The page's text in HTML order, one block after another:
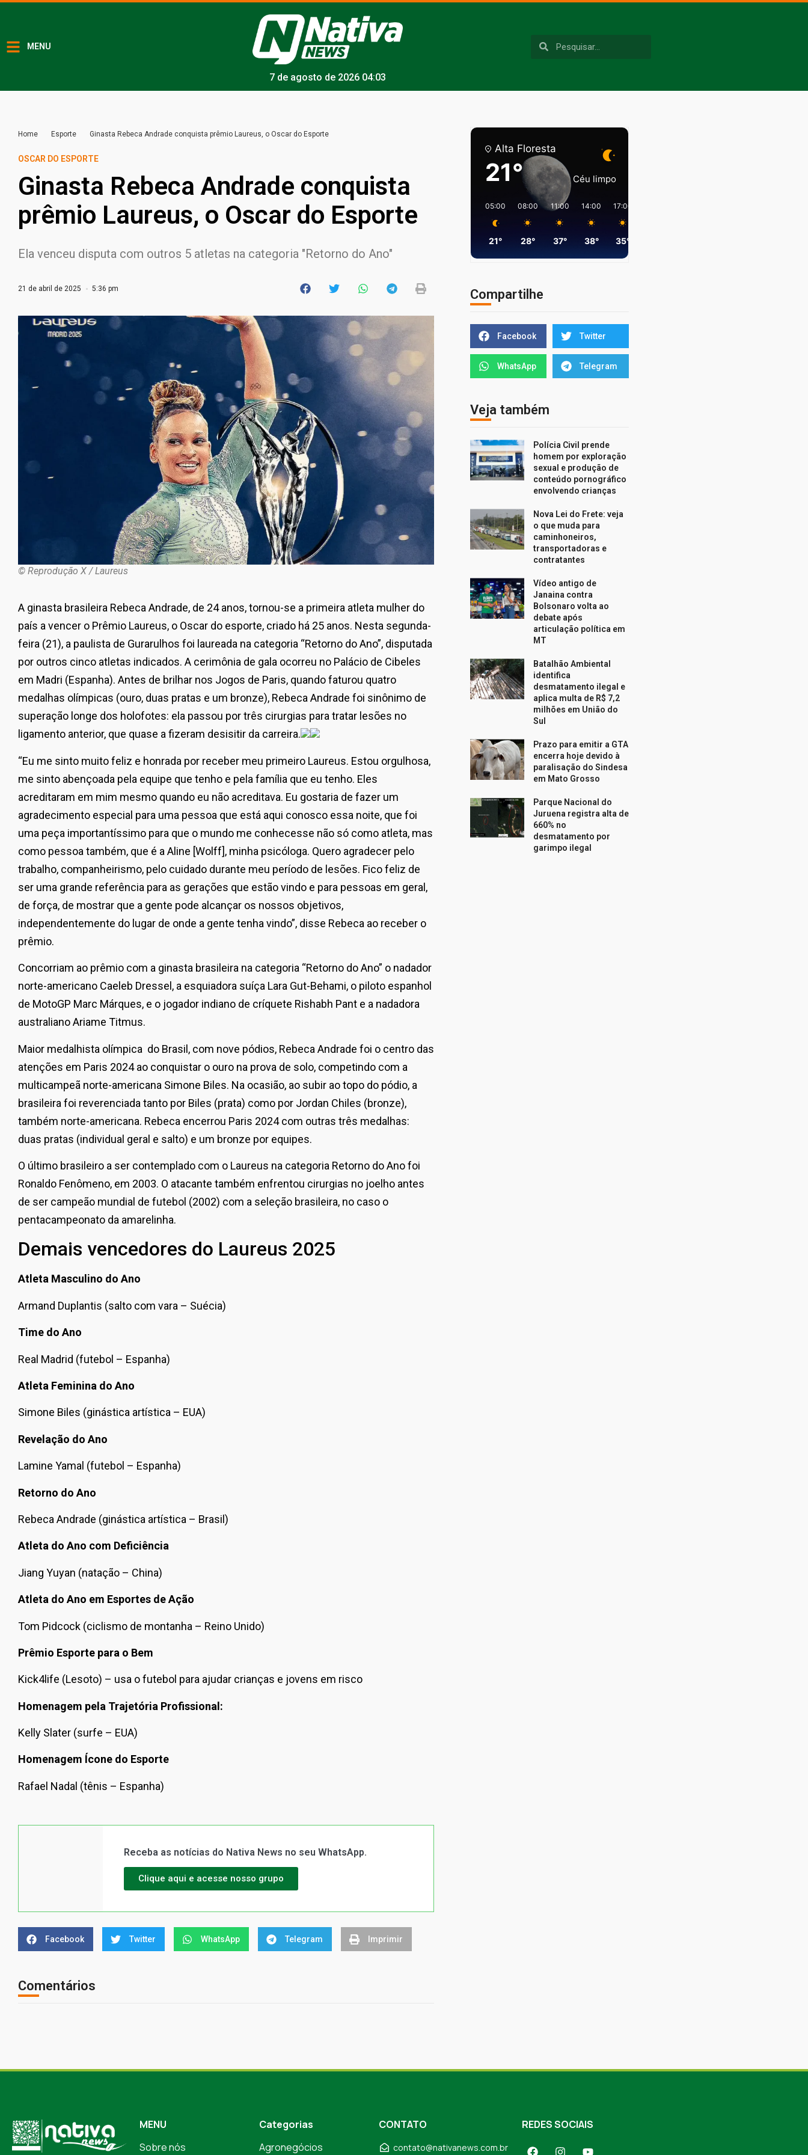
MENU
7 de agosto de 2026 04:03
Home Esporte Ginasta Rebeca Andrade conquista prêmio Laureus, o Oscar do Esporte
OSCAR DO ESPORTE
Ginasta Rebeca Andrade conquista
prêmio Laureus, o Oscar do Esporte
Ela venceu disputa com outros 5 atletas na categoria "Retorno do Ano"
21 de abril de 2025 5:36 pm
© Reprodução X / Laureus
A ginasta brasileira Rebeca Andrade, de 24 anos, tornou-se a primeira atleta mulher do
país a vencer o Prêmio Laureus, o Oscar do esporte, criado há 25 anos. Nesta segunda-
feira (21), a paulista de Gurarulhos foi laureada na categoria “Retorno do Ano”, disputada
por outros cinco atletas indicados. A cerimônia de gala ocorreu no Palácio de Cibeles
em Madri (Espanha). Antes de brilhar nos Jogos de Paris, quando faturou quatro
medalhas olímpicas (ouro, duas pratas e um bronze), Rebeca Andrade foi sinônimo de
superação longe dos holofotes: ela passou por três cirurgias para tratar lesões no
ligamento anterior, que quase a fizeram desisitir da carreira.
“Eu me sinto muito feliz e honrada por receber meu primeiro Laureus. Estou orgulhosa,
me sinto abençoada pela equipe que tenho e pela família que eu tenho. Eles
acreditaram em mim mesmo quando eu não acreditava. Eu gostaria de fazer um
agradecimento especial para uma pessoa que está aqui conosco essa noite, que foi
uma peça importantíssimo para que o mundo me conhecesse não só como atleta, mas
como pessoa também, que é a Aline [Wolff], minha psicóloga. Quero agradecer pelo
trabalho, companheirismo, pelo cuidado durante meu período de lesões. Fico feliz de
ser uma grande referência para as gerações que estão vindo e para pessoas em geral,
de força, de mostrar que a gente pode alcançar os nossos objetivos,
independentemente do lugar de onde a gente tenha vindo”, disse Rebeca ao receber o
prêmio.
Concorriam ao prêmio com a ginasta brasileira na categoria “Retorno do Ano” o nadador
norte-americano Caeleb Dressel, a esquiadora suíça Lara Gut-Behami, o piloto espanhol
de MotoGP Marc Márques, e o jogador indiano de críquete Rishabh Pant e a nadadora
australiano Ariame Titmus.
Maior medalhista olímpica do Brasil, com nove pódios, Rebeca Andrade foi o centro das
atenções em Paris 2024 ao conquistar o ouro na prova de solo, competindo com a
multicampeã norte-americana Simone Biles. Na ocasião, ao subir ao topo do pódio, a
brasileira foi reverenciada tanto por Biles (prata) como por Jordan Chiles (bronze),
também norte-americana. Rebeca encerrou Paris 2024 com outras três medalhas:
duas pratas (individual geral e salto) e um bronze por equipes.
O último brasileiro a ser contemplado com o Laureus na categoria Retorno do Ano foi
Ronaldo Fenômeno, em 2003. O atacante também enfrentou cirurgias no joelho antes
de ser campeão mundial de futebol (2002) com a seleção brasileira, no caso o
pentacampeonato da amarelinha.
Demais vencedores do Laureus 2025
Atleta Masculino do Ano
Armand Duplantis (salto com vara – Suécia)
Time do Ano
Real Madrid (futebol – Espanha)
Atleta Feminina do Ano
Simone Biles (ginástica artística – EUA)
Revelação do Ano
Lamine Yamal (futebol – Espanha)
Retorno do Ano
Rebeca Andrade (ginástica artística – Brasil)
Atleta do Ano com Deficiência
Jiang Yuyan (natação – China)
Atleta do Ano em Esportes de Ação
Tom Pidcock (ciclismo de montanha – Reino Unido)
Prêmio Esporte para o Bem
Kick4life (Lesoto) – usa o futebol para ajudar crianças e jovens em risco
Homenagem pela Trajetória Profissional:
Kelly Slater (surfe – EUA)
Homenagem Ícone do Esporte
Rafael Nadal (tênis – Espanha)
Receba as notícias do Nativa News no seu WhatsApp.
Clique aqui e acesse nosso grupo
Facebook Twitter WhatsApp Telegram Imprimir
Comentários
Alta Floresta
21° Céu limpo
05:00
21°
08:00
28°
11:00
37°
14:00
38°
17:00
35°
Compartilhe
Facebook Twitter
WhatsApp Telegram
Veja também
Polícia Civil prende
homem por exploração
sexual e produção de
conteúdo pornográfico
envolvendo crianças
Nova Lei do Frete: veja
o que muda para
caminhoneiros,
transportadoras e
contratantes
Vídeo antigo de
Janaina contra
Bolsonaro volta ao
debate após
articulação política em
MT
Batalhão Ambiental
identifica
desmatamento ilegal e
aplica multa de R$ 7,2
milhões em União do
Sul
Prazo para emitir a GTA
encerra hoje devido à
paralisação do Sindesa
em Mato Grosso
Parque Nacional do
Juruena registra alta de
660% no
desmatamento por
garimpo ilegal
MENU
Sobre nós
Categorias
Agronegócios
CONTATO
contato@nativanews.com.br
REDES SOCIAIS